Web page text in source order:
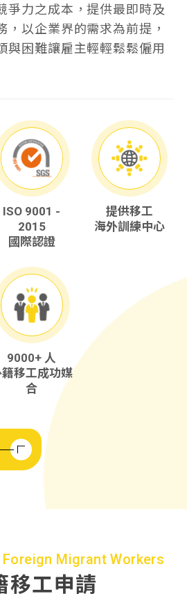
爭力之成本，提供最即時及
，以企業界的需求為前提，
與困難讓雇主輕輕鬆鬆僱用
ISO 9001 -
2015
國際認證
提供移工
海外訓練中心
9000+ 人
籍移工成功媒
合
Migrant Workers
移工申請